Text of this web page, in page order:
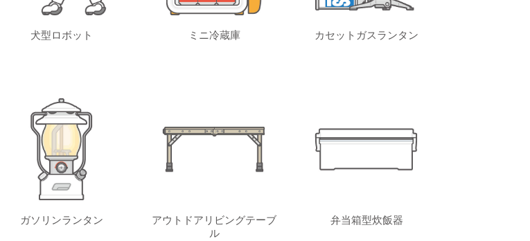
犬型ロボット ミニ冷蔵庫 カセットガスランタン
ガソリンランタン
アウトドアリビングテーブ
ル
弁当箱型炊飯器